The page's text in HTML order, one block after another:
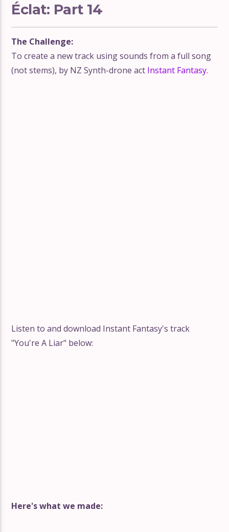
Éclat: Part 14
The Challenge:
To create a new track using sounds from a full song
(not stems), by NZ Synth-drone act Instant Fantasy.
Listen to and download Instant Fantasy's track
"You're A Liar" below:
Here's what we made: